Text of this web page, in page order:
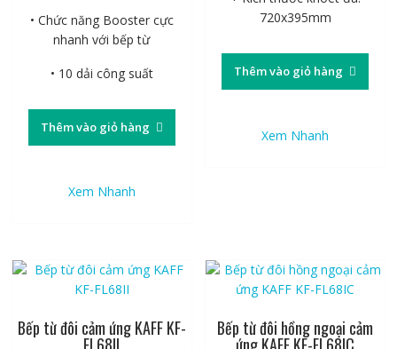
• Chức năng Booster cực
nhanh với bếp từ
• 10 dải công suất
Thêm vào giỏ hàng
Xem Nhanh
720x395mm
Thêm vào giỏ hàng
Xem Nhanh
Bếp từ đôi cảm ứng KAFF KF-
FL68II
Bếp từ đôi hồng ngoại cảm
ứng KAFF KF-FL68IC